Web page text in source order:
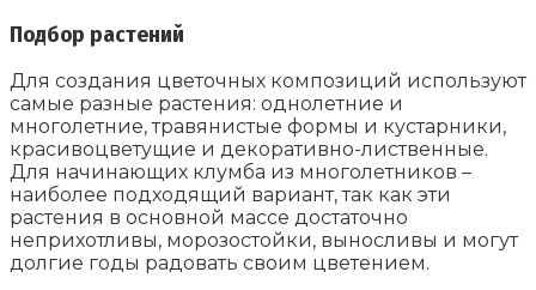
Подбор растений
Для создания цветочных композиций используют
самые разные растения: однолетние и
многолетние, травянистые формы и кустарники,
красивоцветущие и декоративно-лиственные.
Для начинающих клумба из многолетников –
наиболее подходящий вариант, так как эти
растения в основной массе достаточно
неприхотливы, морозостойки, выносливы и могут
долгие годы радовать своим цветением.